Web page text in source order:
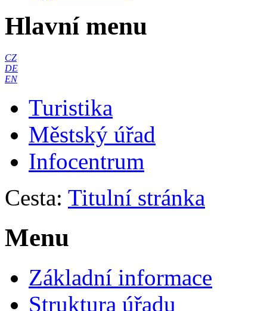
Hlavní menu
CZ
DE
EN
Turistika
Městský úřad
Infocentrum
Cesta: Titulní stránka
Menu
Základní informace
Struktura úřadu